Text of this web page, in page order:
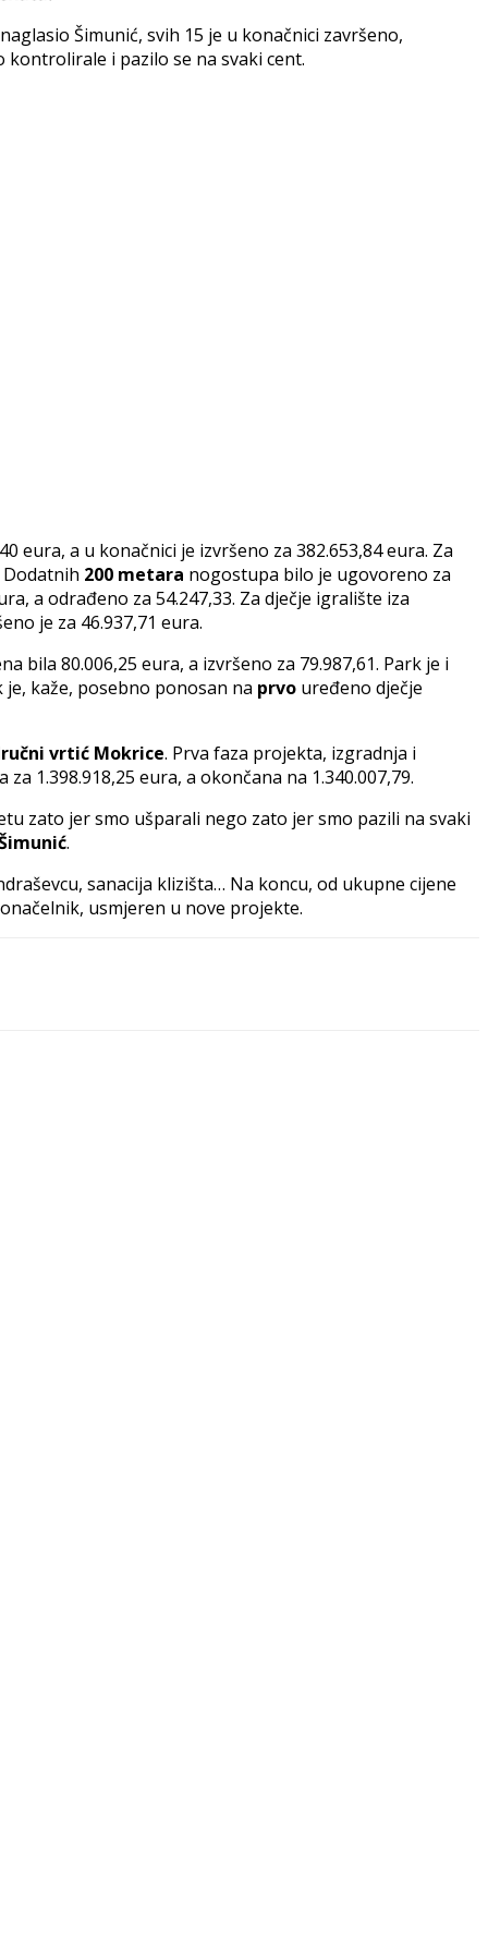
Šimunić, svih 15 je u konačnici završeno,
i pazilo se na svaki cent.
eura, a u konačnici je izvršeno za 382.653,84 eura. Za
Dodatnih 200 metara nogostupa bilo je ugovoreno za
a odrađeno za 54.247,33. Za dječje igralište iza
je za 46.937,71 eura.
80.006,25 eura, a izvršeno za 79.987,61. Park je i
kaže, posebno ponosan na prvo uređeno dječje
vrtić Mokrice. Prva faza projekta, izgradnja i
1.398.918,25 eura, a okončana na 1.340.007,79.
zato jer smo ušparali nego zato jer smo pazili na svaki
.
sanacija klizišta… Na koncu, od ukupne cijene
usmjeren u nove projekte.